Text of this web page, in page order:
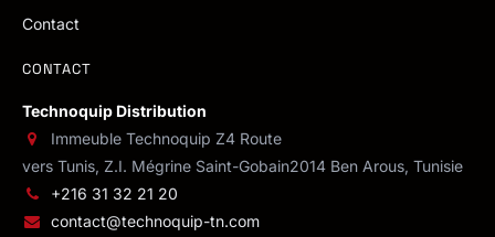
Contact
CONTACT
Technoquip Distribution
Immeuble Technoquip Z4 Route
vers Tunis, Z.I. Mégrine Saint-Gobain2014 Ben Arous, Tunisie
+216 31 32 21 20
contact@technoquip-tn.com